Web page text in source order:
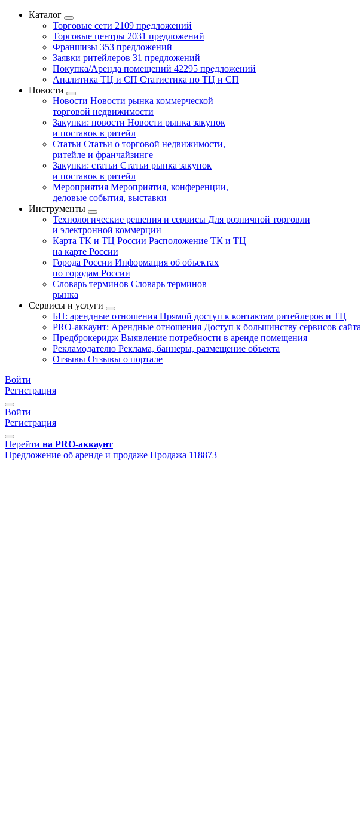
Каталог
Торговые сети 2109 предложений
Торговые центры 2031 предложений
Франшизы 353 предложений
Заявки ритейлеров 31 предложений
Покупка/Аренда помещений 42295 предложений
Аналитика ТЦ и СП Статистика по ТЦ и СП
Новости
Новости Новости рынка коммерческой
торговой недвижимости
Закупки: новости Новости рынка закупок
и поставок в ритейл
Статьи Статьи о торговой недвижимости,
ритейле и франчайзинге
Закупки: статьи Статьи рынка закупок
и поставок в ритейл
Мероприятия Мероприятия, конференции,
деловые события, выставки
Инструменты
Технологические решения и сервисы Для розничной торговли
и электронной коммерции
Карта ТК и ТЦ России Расположение ТК и ТЦ
на карте России
Города России Информация об объектах
по городам России
Словарь терминов Словарь терминов
рынка
Сервисы и услуги
БП: арендные отношения Прямой доступ к контактам ритейлеров и ТЦ
PRO-аккаунт: Арендные отношения Доступ к большинству сервисов сайта
Предброкеридж Выявление потребности в аренде помещения
Рекламодателю Реклама, баннеры, размещение объекта
Отзывы Отзывы о портале
Войти
Регистрация
Войти
Регистрация
Перейти на PRO-аккаунт
Предложение об аренде и продаже Продажа 118873